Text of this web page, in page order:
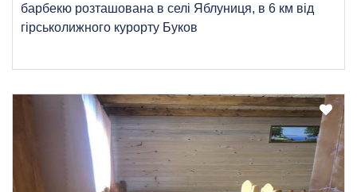
барбекю розташована в селі Яблуниця, в 6 км від
гірськолижного курорту Буков